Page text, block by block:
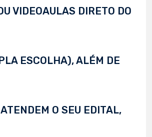
VIDEOAULAS DIRETO DO
ESCOLHA), ALÉM DE
O SEU EDITAL,